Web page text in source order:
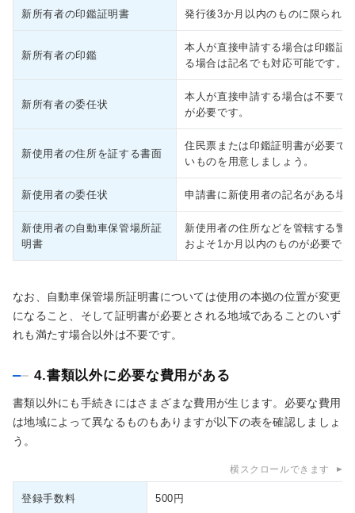
新所有者の印鑑証明書 発行後3か月以内のものに限られ
新所有者の印鑑
本人が直接申請する場合は印鑑証
る場合は記名でも対応可能です。
新所有者の委任状
本人が直接申請する場合は不要で
が必要です。
新使用者の住所を証する書面
住民票または印鑑証明書が必要で
いものを用意しましょう。
新使用者の委任状 申請書に新使用者の記名がある場
新使用者の自動車保管場所証
明書
新使用者の住所などを管轄する警
およそ1か月以内のものが必要です
なお、自動車保管場所証明書については使用の本拠の位置が変更
になること、そして証明書が必要とされる地域であることのいず
れも満たす場合以外は不要です。
4.書類以外に必要な費用がある
書類以外にも手続きにはさまざまな費用が生じます。必要な費用
は地域によって異なるものもありますが以下の表を確認しましょ
う。
横スクロールできます
登録手数料 500円